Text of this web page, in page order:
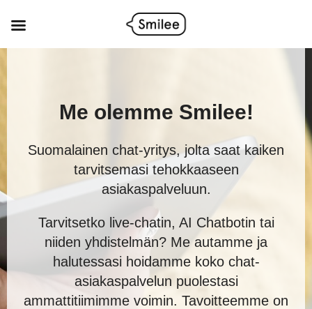
sisältöön
Me olemme Smilee!
Suomalainen chat-yritys, jolta saat kaiken
tarvitsemasi tehokkaaseen
asiakaspalveluun.
Tarvitsetko live-chatin, AI Chatbotin tai
niiden yhdistelmän? Me autamme ja
halutessasi hoidamme koko chat-
asiakaspalvelun puolestasi
ammattitiimimme voimin. Tavoitteemme on